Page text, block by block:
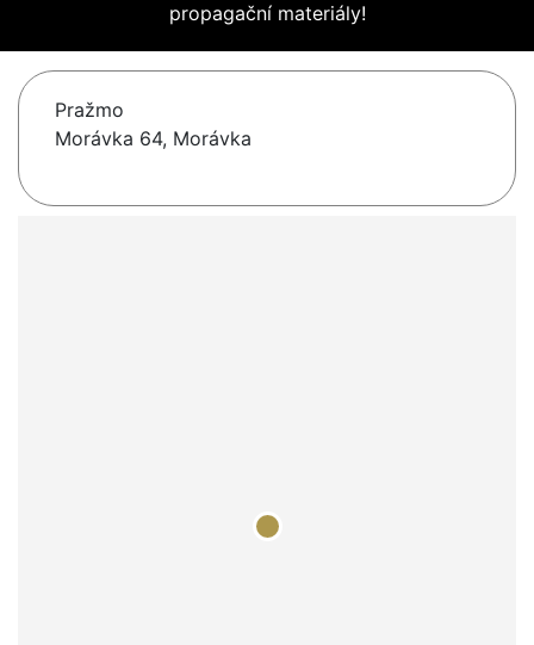
propagační materiály!
Pražmo
Morávka 64, Morávka